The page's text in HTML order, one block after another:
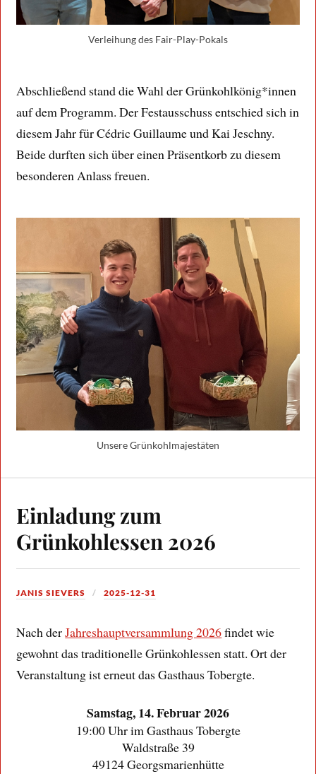
Verleihung des Fair-Play-Pokals
Abschließend stand die Wahl der Grünkohlkönig*innen
auf dem Programm. Der Festausschuss entschied sich in
diesem Jahr für Cédric Guillaume und Kai Jeschny.
Beide durften sich über einen Präsentkorb zu diesem
besonderen Anlass freuen.
Unsere Grünkohlmajestäten
Einladung zum
Grünkohlessen 2026
JANIS SIEVERS 2025-12-31
Nach derJahreshauptversammlung 2026findet wie
gewohnt das traditionelle Grünkohlessen statt. Ort der
Veranstaltung ist erneut das Gasthaus Tobergte.
Samstag, 14. Februar 2026
19:00 Uhr im Gasthaus Tobergte
Waldstraße 39
49124 Georgsmarienhütte